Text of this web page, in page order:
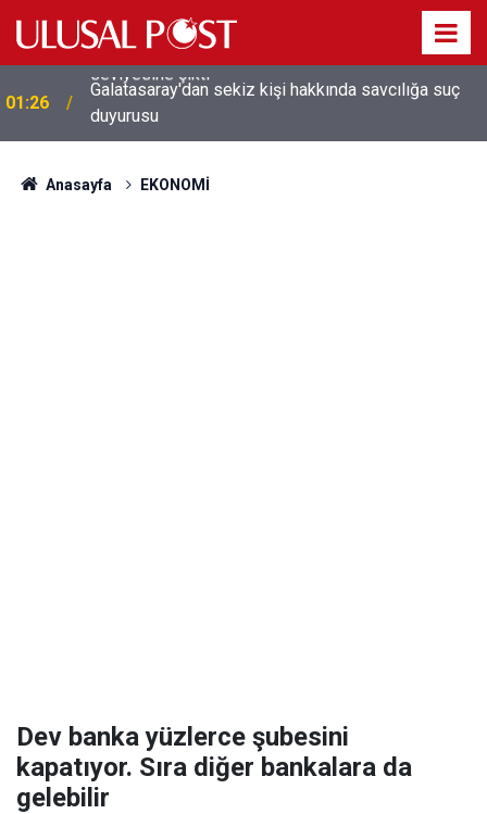
01:26
Galatasaray'dan sekiz kişi hakkında savcılığa suç
duyurusu
Anasayfa EKONOMİ
Dev banka yüzlerce şubesini
kapatıyor. Sıra diğer bankalara da
gelebilir